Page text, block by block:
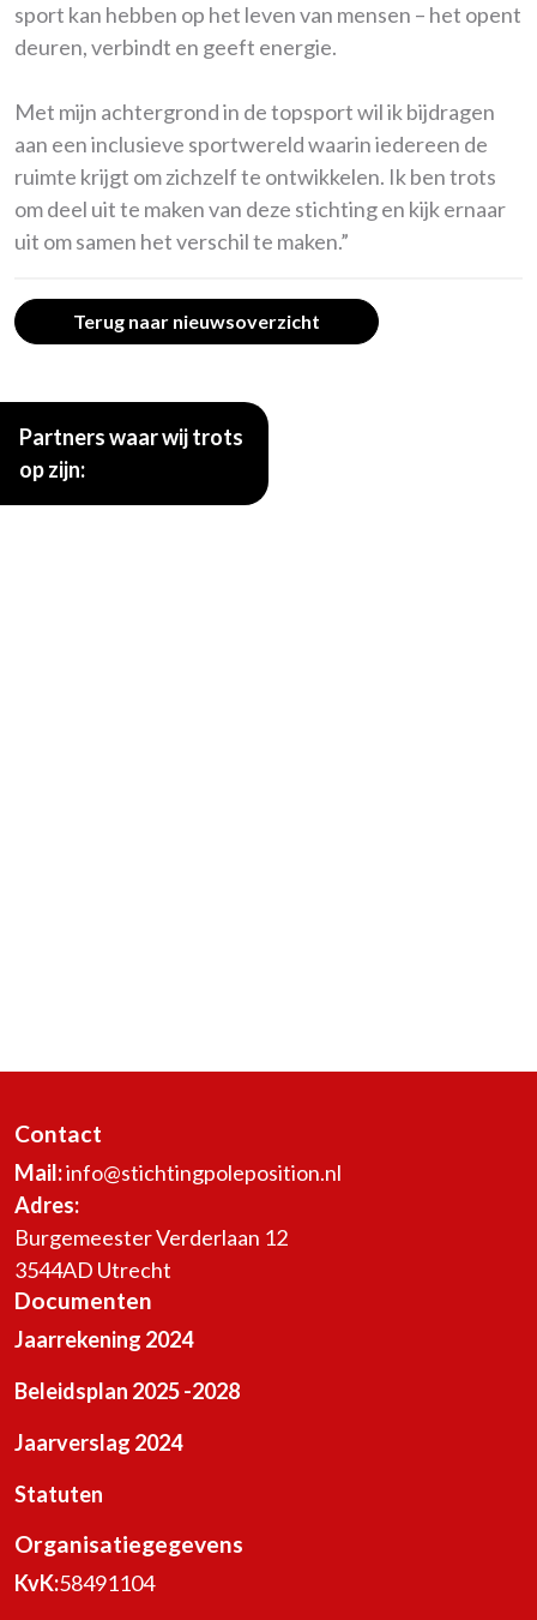
sport kan hebben op het leven van mensen – het opent
deuren, verbindt en geeft energie.
Met mijn achtergrond in de topsport wil ik bijdragen
aan een inclusieve sportwereld waarin iedereen de
ruimte krijgt om zichzelf te ontwikkelen. Ik ben trots
om deel uit te maken van deze stichting en kijk ernaar
uit om samen het verschil te maken.”
Terug naar nieuwsoverzicht
Partners waar wij trots
op zijn:
Contact
Mail:info@stichtingpoleposition.nl
Adres:
Burgemeester Verderlaan 12
3544AD Utrecht
Documenten
Jaarrekening 2024
Beleidsplan 2025 -2028
Jaarverslag 2024
Statuten
Organisatiegegevens
KvK:58491104